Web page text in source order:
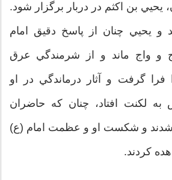
يحيي بن اكثم در دربار برگزار شود.
و يحيي چنان از پاسخ دقيق امام
و واج ماند و از شرمندگي عرق
گرفت و آثار درماندگي در او
به لكنت افتاد، چنان كه حاضران
شدند و شكست او و عظمت امام (ع)
كردند.